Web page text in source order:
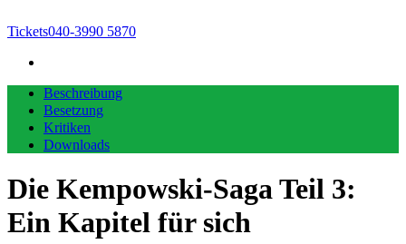
Tickets040-3990 5870
Beschreibung
Besetzung
Kritiken
Downloads
Die Kempowski-Saga Teil 3:
Ein Kapitel für sich